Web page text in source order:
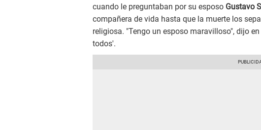
cuando le preguntaban por su esposo Gustavo
compañera de vida hasta que la muerte los
religiosa. "Tengo un esposo maravilloso", dijo
todos'.